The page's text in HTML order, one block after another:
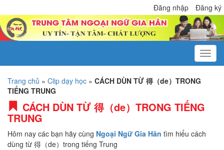
Đăng nhập Đăng ký
Trang chủ » Clip dạy học » CÁCH DÙN TỪ 得（de）TRONG
TIẾNG TRUNG
CÁCH DÙN TỪ 得（de）TRONG TIẾNG
TRUNG
Hôm nay các bạn hãy cùng Ngoại Ngữ Gia Hân tìm hiểu cách
dùng từ 得（de）trong tiếng Trung